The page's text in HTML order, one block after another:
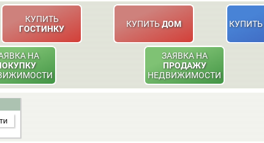
КУПИТЬ
ГОСТИНКУ
КУПИТЬДОМ КУПИТЬ
НА
ЗАЯВКА НА
ПРОДАЖУ
НЕДВИЖИМОСТИ